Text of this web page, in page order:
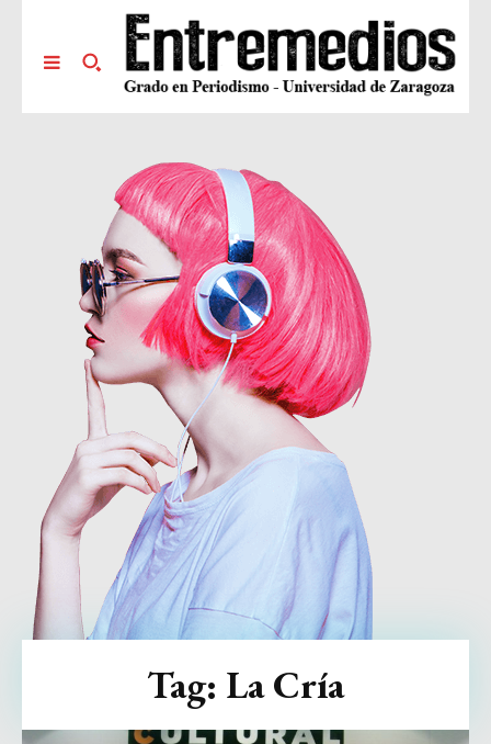
Tag: La Cría